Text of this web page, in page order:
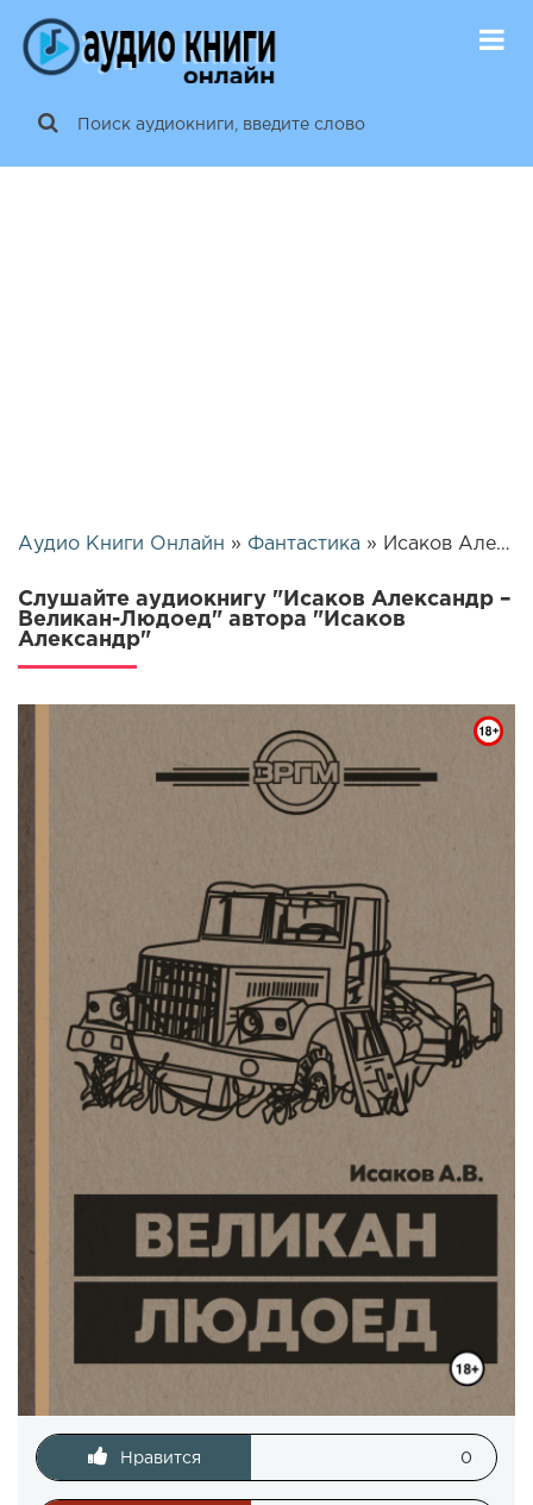
Аудио Книги Онлайн » Фантастика » Исаков Александр – Великан-Людоед | 26241
Слушайте аудиокнигу "Исаков Александр –
Великан-Людоед" автора "Исаков
Александр"
Нравится 0